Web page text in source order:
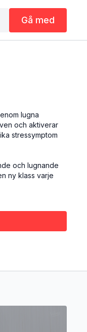
Gå med
lugna
och aktiverar
stressymptom
och lugnande
ny klass varje